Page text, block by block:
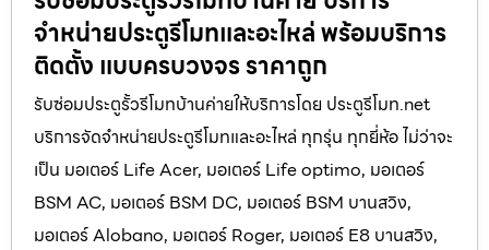
จำหน่ายประตูรีโมทและอะไหล่ พร้อมบริการ
ติดตั้ง แบบครบวงจร ราคาถูก
รับซ่อมประตูรั้วรีโมทบ้านค่ายให้บริการโดย ประตูรีโมท.net
บริการจัดจำหน่ายประตูรีโมทและอะไหล่ ทุกรุ่น ทุกยี่ห้อ ไม่ว่าจะ
เป็น มอเตอร์ Life Acer, มอเตอร์ Life optimo, มอเตอร์
BSM AC, มอเตอร์ BSM DC, มอเตอร์ BSM บานสวิง,
มอเตอร์ Alobano, มอเตอร์ Roger, มอเตอร์ E8 บานสวิง,